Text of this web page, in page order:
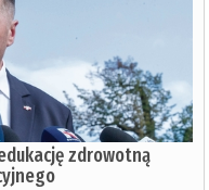
zdrowotną